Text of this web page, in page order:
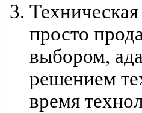
просто
выбором,
решением
время